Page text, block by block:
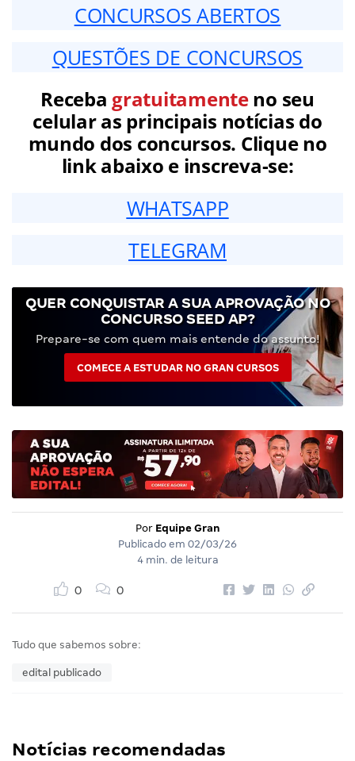
CONCURSOS ABERTOS
QUESTÕES DE CONCURSOS
Receba gratuitamenteno seu
celular as principais notícias do
mundo dos concursos. Clique no
link abaixo e inscreva-se:
WHATSAPP
TELEGRAM
QUER CONQUISTAR A SUA APROVAÇÃO NO
CONCURSO SEED AP?
Prepare-se com quem mais entende do assunto!
COMECE A ESTUDAR NO GRAN CURSOS
Por Equipe Gran
Publicado em 02/03/26
4 min. de leitura
0 0
Tudo que sabemos sobre:
edital publicado
Notícias recomendadas